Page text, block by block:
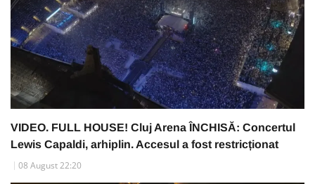
VIDEO. FULL HOUSE! Cluj Arena ÎNCHISĂ: Concertul
Lewis Capaldi, arhiplin. Accesul a fost restricționat
08 August 22:20